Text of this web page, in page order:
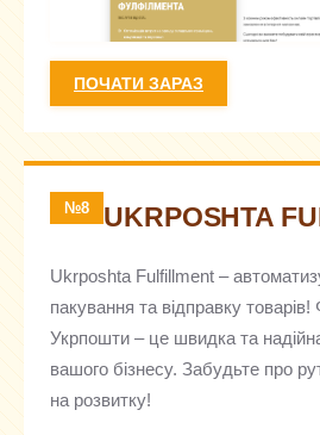
ПОЧАТИ ЗАРАЗ
№8 UKRPOSHTA
Ukrposhta Fulfillment –
пакування та відправку
Укрпошти – це швидка та
вашого бізнесу. Забудьте про
на розвитку!